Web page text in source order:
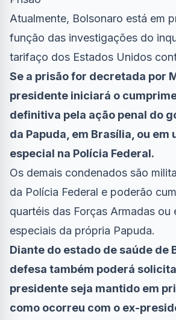
Atualmente, Bolsonaro está em
função das investigações do
tarifaço dos Estados Unidos
Se a prisão for decretada por
presidente iniciará o
definitiva pela ação penal do
da Papuda, em Brasília, ou em
especial na Polícia Federal.
Os demais condenados são
da Polícia Federal e poderão
quartéis das Forças Armadas ou
especiais da própria Papuda.
Diante do estado de saúde de
defesa também poderá
presidente seja mantido em
como ocorreu com o ex-